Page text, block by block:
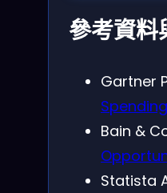
參考資料
Gartner
Bain &
Statista